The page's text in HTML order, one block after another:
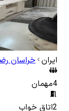
ایران خراسان
4مهمان
2اتاق خواب